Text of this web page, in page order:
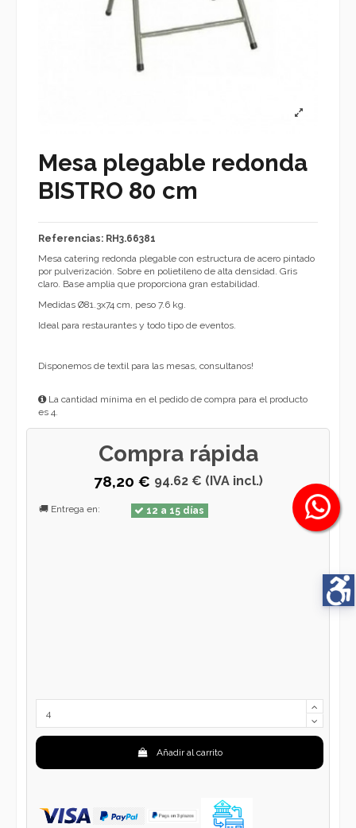
Mesa plegable redonda
BISTRO 80 cm
Referencias: RH3.66381
Mesa catering redonda plegable con estructura de acero pintado
por pulverización. Sobre en polietileno de alta densidad. Gris
claro. Base amplia que proporciona gran estabilidad.
Medidas Ø81.3x74 cm, peso 7.6 kg.
Ideal para restaurantes y todo tipo de eventos.
Disponemos de textil para las mesas, consultanos!
Añadir al carrito
La cantidad mínima en el pedido de compra para el producto
es 4.
Compra rápida
78,20 € 94.62 € (IVA incl.)
🚚 Entrega en: 12 a 15 días